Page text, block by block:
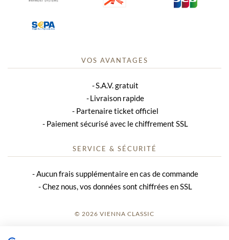
programme musical en 3 scènes
Le menu
Le lieu de la manifestation
Au cœur de Vienne - directement sur la Ringstrasse - dans les
caves voûtées du célèbre hôtel de ville de Vienne, se trouvent
récemment rénovés en 2005, avec leur ambiance unique. Ici, la
tradition de l'hospitalité viennoise se perpétue à un haut niveau.
Le "Austrian Dinner Show" a lieu au WIENER
RATHAUSKELLER.
Adresse : Rathausplatz 1 / 1010 Vienne
VOS AVANTAGES
S.A.V. gratuit
Livraison rapide
Partenaire ticket officiel
Paiement sécurisé avec le chiffrement SSL
SERVICE & SÉCURITÉ
Aucun frais supplémentaire en cas de commande
Chez nous, vos données sont chiffrées en SSL
© 2026 VIENNA CLASSIC